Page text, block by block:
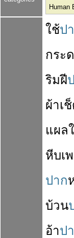
Human
ใช้ป
กระ
ริมฝี
ผ้าเ
แผล
หีบเ
ปาก
บ้วน
อ้าป